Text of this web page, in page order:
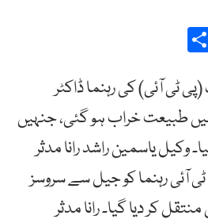
ٹی آئی) کی رہنما ڈاکٹر
طبیعت خراب ہو گئی، جنہیں
وکیل یاسمین راشد رانا مدثر
ٹی آئی رہنما کو جیل سے سروسز
کر دیا گیا۔ رانا مدثر